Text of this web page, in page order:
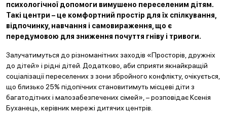
психологічної допомоги вимушено переселеним дітям.
Такі центри – це комфортний простір для їх спілкування,
відпочинку, навчання і самовираження, що є
передумовою для зниження почуття гніву і тривоги.
Залучатимуться до різноманітних заходів «Просторів, дружніх
до дітей» і рідні дітей. Додатково, аби сприяти якнайкращій
соціалізації переселених з зони збройного конфлікту, очікується,
що близько 25% підопічних становитимуть місцеві діти з
багатодітних і малозабезпечених сімей», – розповідає Ксенія
Буханець, керівник мережі дитячих центрів.